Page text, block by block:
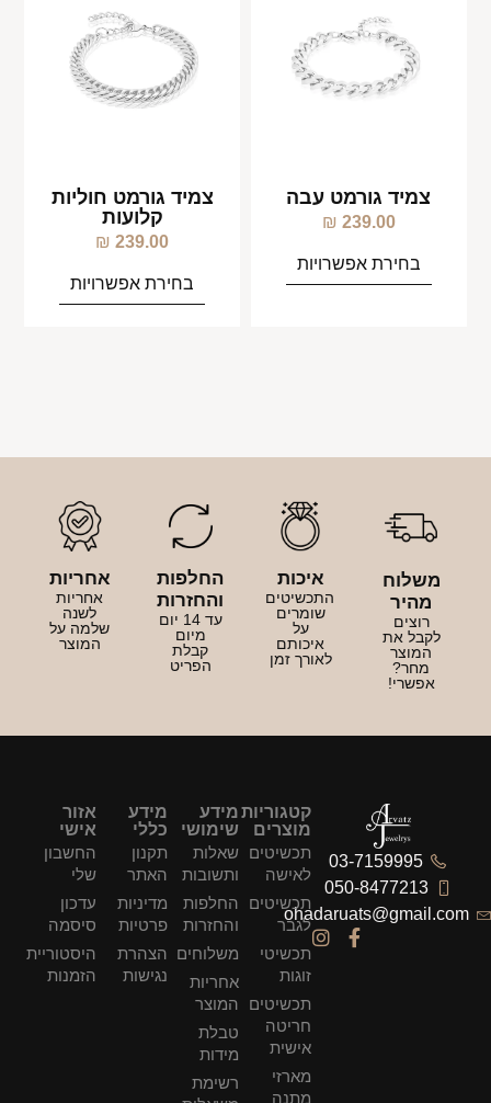
צמיד גורמט עבה
239.00
₪
בחירת אפשרויות
צמיד גורמט חוליות
קלועות
239.00
₪
בחירת אפשרויות
משלוח
מהיר
רוצים
לקבל את
המוצר
מחר?
אפשרי!
איכות
התכשיטים
שומרים
על
איכותם
לאורך זמן
החלפות
והחזרות
עד 14 יום
מיום
קבלת
הפריט
אחריות
אחריות
לשנה
שלמה על
המוצר
03-7159995
050-8477213
ohadaruats@gmail.com
קטגוריות
מוצרים
תכשיטים
לאישה
תכשיטים
לגבר
תכשיטי
זוגות
תכשיטים
חריטה
אישית
מארזי
מתנה
מידע
שימושי
שאלות
ותשובות
החלפות
והחזרות
משלוחים
אחריות
המוצר
טבלת
מידות
רשימת
מידע
כללי
תקנון
האתר
מדיניות
פרטיות
הצהרת
נגישות
אזור
אישי
החשבון
שלי
עדכון
סיסמה
היסטוריית
הזמנות